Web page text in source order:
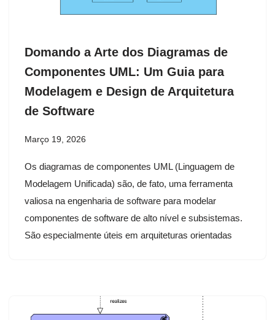
Domando a Arte dos Diagramas de
Componentes UML: Um Guia para
Modelagem e Design de Arquitetura
de Software
Março 19, 2026
Os diagramas de componentes UML (Linguagem de
Modelagem Unificada) são, de fato, uma ferramenta
valiosa na engenharia de software para modelar
componentes de software de alto nível e subsistemas.
São especialmente úteis em arquiteturas orientadas